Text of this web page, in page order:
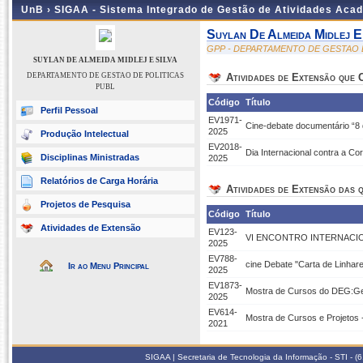
UnB › SIGAA - Sistema Integrado de Gestão de Atividades
SUYLAN DE ALMEIDA MIDLEJ E SILVA
DEPARTAMENTO DE GESTAO DE POLITICAS
PUBL
Perfil Pessoal
Produção Intelectual
Disciplinas Ministradas
Relatórios de Carga Horária
Projetos de Pesquisa
Atividades de Extensão
Ir ao Menu Principal
Suylan De Almeida Midlej
GPP - DEPARTAMENTO DE GESTAO
Atividades de Extensão que
Código Título
EV1971-
2025
Cine-debate documentário
EV2018-
2025
Dia Internacional contra a
Atividades de Extensão das
Código Título
EV123-
2025
VI ENCONTRO
EV788-
2025
cine Debate "Carta de
EV1873-
2025
Mostra de Cursos do
EV614-
2021
Mostra de Cursos e Projetos
SIGAA | Secretaria de Tecnologia da Informação - STI -